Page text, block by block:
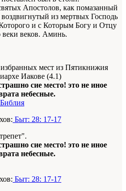
Апостолов, как помазанный
из мертвых Господь
и с Которым Богу и Отцу
веков. Аминь.
мест из Пятикнижия
Иакове (4.1)
сие место! это не иное
небесные.
Быт: 28: 17-17
сие место! это не иное
небесные.
Быт: 28: 17-17